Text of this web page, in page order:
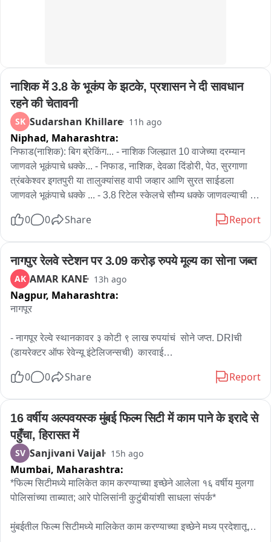
नाशिक में 3.8 के भूकंप के झटके, प्रशासन ने दी सावधान
रहने की चेतावनी
SK Sudarshan Khillare 11h ago
Niphad, Maharashtra:
निफाड(नाशिक): बिग ब्रेकिंग... - नाशिक जिल्ह्यात 10 वाजेच्या दरम्यान
जाणवले भूकंपाचे धक्के... - निफाड, नाशिक, देवळा दिंडोरी, पेठ, सुरगाणा
त्रंबकेश्वर इगतपुरी या तालुक्यांसह वापी जव्हार आणि सुरत साईडला
जाणवले भूकंपाचे धक्के ... - 3.8 रिटेल स्केलचे सौम्य धक्के जाणवल्याची
जाणवल्यानंतर सोशल मीडियावर जोरदार चर्चेला उधान...
0 0 Share Report
नागपुर रेलवे स्टेशन पर 3.09 करोड़ रुपये मूल्य का सोना जब्त
AK AMAR KANE 13h ago
Nagpur, Maharashtra:
नागपूर
- नागपूर रेल्वे स्थानकावर ३ कोटी ९ लाख रुपयांचं  सोने जप्त. DRIची
(डायरेक्टर ऑफ रेवेन्यू इंटेलिजन्सची)  कारवाई
- भारत-बांगलादेश सीमेवरून तस्करी करून आणलेलं सोने रेल्वे मार्गाने पुढे
- माहितीच्या आधारे १२१०२ ज्ञानेश्वरी एक्स्प्रेसमधून प्रवास करणाऱ्या
प्रवाशाला नागपूर स्थानकावर ताब्यात घेतलं
- प्रवाशाकडून तब्बल २ किलो १६५ ग्रॅम वजनाचे १६ सोन्याचे बार जप्त
केले ..सोन्याची अंदाजे किंमत ३ कोटी ९ लाख रुपये.
समोर,  चौकशी सुरू
0 0 Share Report
16 वर्षीय अल्पवयस्क मुंबई फिल्म सिटी में काम पाने के इरादे से
पहुँचा, हिरासत में
SV Sanjivani Vaijal 15h ago
Mumbai, Maharashtra:
*फिल्म सिटीमध्ये मालिकेत काम करण्याच्या इच्छेने आलेला १६ वर्षीय मुलगा
पोलिसांच्या ताब्यात; आरे पोलिसांनी कुटुंबीयांशी साधला संपर्क*
मुंबईतील फिल्म सिटीमध्ये मालिकेत काम करण्याच्या इच्छेने मध्य प्रदेशातून